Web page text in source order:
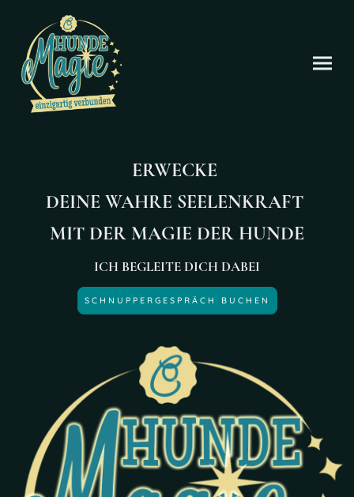
ERWECKE
DEINE WAHRE SEELENKRAFT
MIT DER MAGIE DER HUNDE
ICH BEGLEITE DICH DABEI
SCHNUPPERGESPRÄCH BUCHEN